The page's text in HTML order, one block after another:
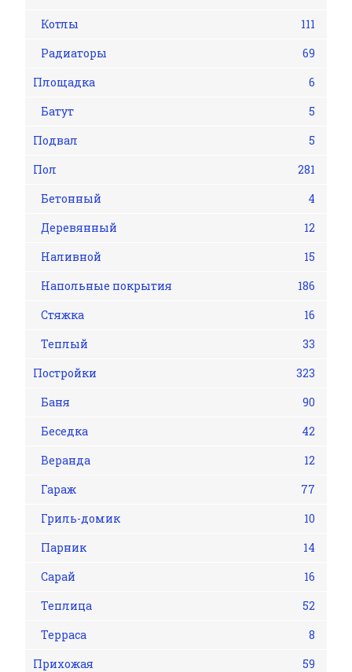
Котлы
111
Радиаторы
69
Площадка
6
Батут
5
Подвал
5
Пол
281
Бетонный
4
Деревянный
12
Наливной
15
Напольные покрытия
186
Стяжка
16
Теплый
33
Постройки
323
Баня
90
Беседка
42
Веранда
12
Гараж
77
Гриль-домик
10
Парник
14
Сарай
16
Теплица
52
Терраса
8
Прихожая
59